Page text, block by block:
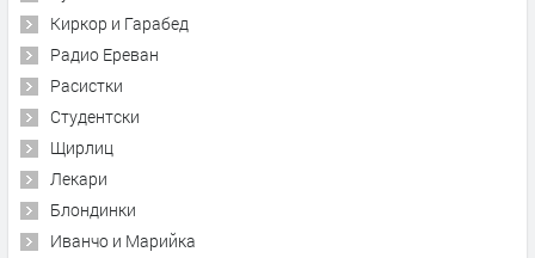
Киркор и Гарабед
Радио Ереван
Расистки
Студентски
Щирлиц
Лекари
Блондинки
Иванчо и Марийка